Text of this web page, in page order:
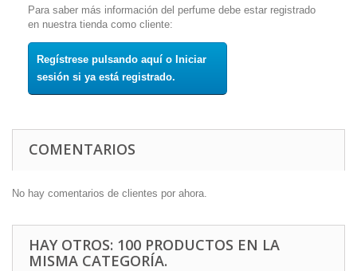
Para saber más información del perfume debe estar registrado
en nuestra tienda como cliente:
Regístrese pulsando aquí o Iniciar
sesión si ya está registrado.
COMENTARIOS
No hay comentarios de clientes por ahora.
HAY OTROS: 100 PRODUCTOS EN LA
MISMA CATEGORÍA.